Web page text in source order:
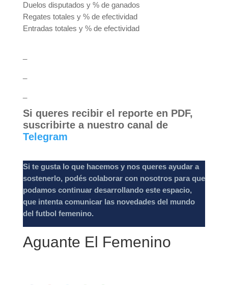
Duelos disputados y % de ganados
Regates totales y % de efectividad
Entradas totales y % de efectividad
Si queres recibir el reporte en PDF,
suscribirte a nuestro canal de
Telegram
Si te gusta lo que hacemos y nos queres ayudar a
sostenerlo, podés colaborar con nosotros para que
podamos continuar desarrollando este espacio,
que intenta comunicar las novedades del mundo
del futbol femenino.
Aguante El Femenino